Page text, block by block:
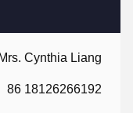
Mrs. Cynthia Liang
86 18126266192